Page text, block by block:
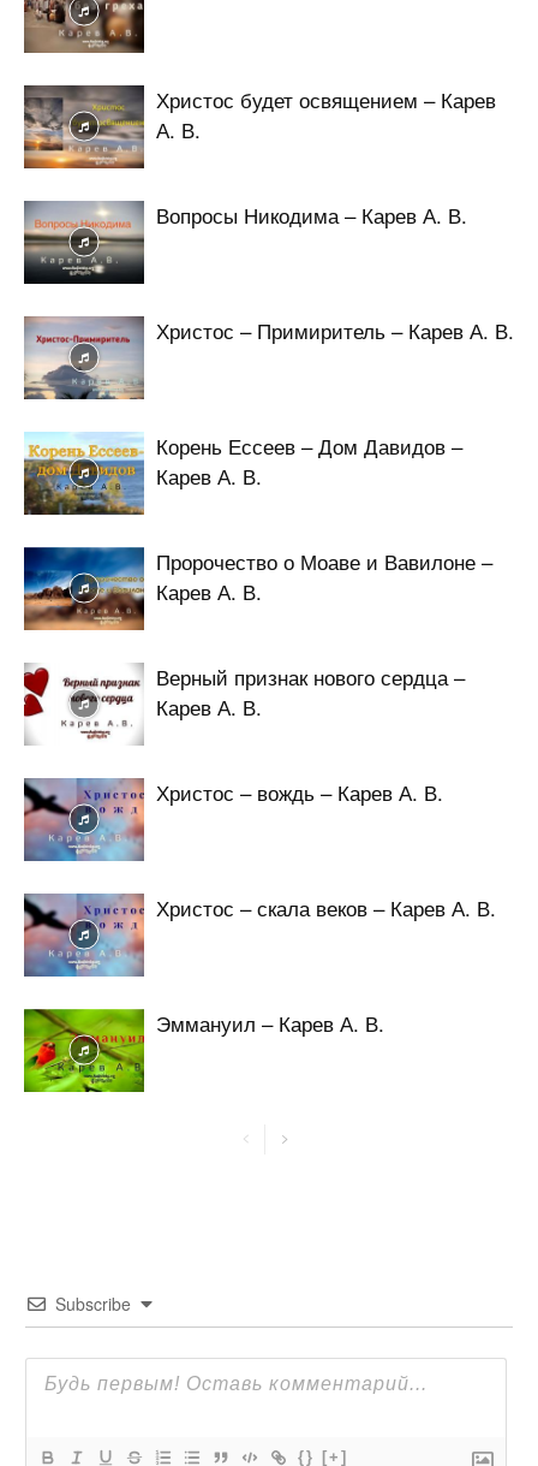
Христос будет освящением – Карев
А. В.
Вопросы Никодима – Карев А. В.
Христос – Примиритель – Карев А. В.
Корень Ессеев – Дом Давидов –
Карев А. В.
Пророчество о Моаве и Вавилоне –
Карев А. В.
Верный признак нового сердца –
Карев А. В.
Христос – вождь – Карев А. В.
Христос – скала веков – Карев А. В.
Эммануил – Карев А. В.
Subscribe
{} [+]